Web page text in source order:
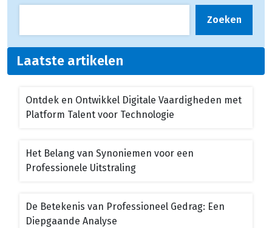
Zoeken
Laatste artikelen
Ontdek en Ontwikkel Digitale Vaardigheden met
Platform Talent voor Technologie
Het Belang van Synoniemen voor een
Professionele Uitstraling
De Betekenis van Professioneel Gedrag: Een
Diepgaande Analyse